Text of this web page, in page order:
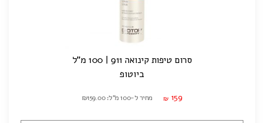
סרום טיפות קינואה 911 | 100 מ"ל
ביוטופ
₪ 159 מחיר ל-100 מ"ל: ₪159.00